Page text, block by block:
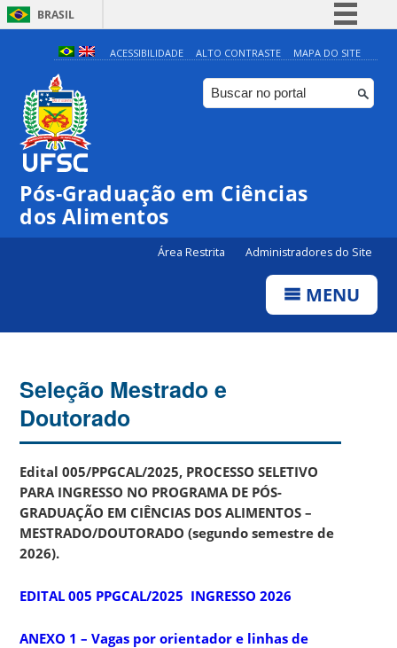
BRASIL
Simplifique!
Comunica BR
Participe
Canais
ACESSIBILIDADE ALTO CONTRASTE MAPA DO SITE
Pós-Graduação em Ciências
dos Alimentos
Área Restrita Administradores do Site
MENU
Seleção Mestrado e
Doutorado
Edital 005/PPGCAL/2025, PROCESSO SELETIVO
PARA INGRESSO NO PROGRAMA DE PÓS-
GRADUAÇÃO EM CIÊNCIAS DOS ALIMENTOS –
MESTRADO/DOUTORADO (segundo semestre de
2026).
EDITAL 005 PPGCAL/2025 INGRESSO 2026
ANEXO 1 – Vagas por orientador e linhas de